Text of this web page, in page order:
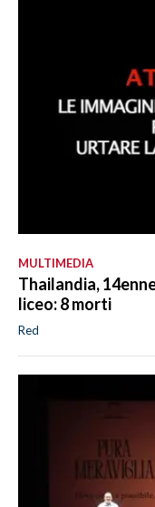
MULTIMEDIA
Thailandia,
liceo: 8 morti
Red